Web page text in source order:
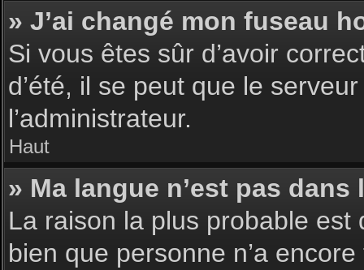
» J’ai changé mon fuseau
Si vous êtes sûr d’avoir
d’été, il se peut que le
l’administrateur.
Haut
» Ma langue n’est pas dans
La raison la plus probable est
bien que personne n’a